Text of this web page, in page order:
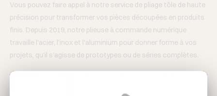
Vous pouvez faire appel à notre service de pliage tôle de haute
précision pour transformer vos pièces découpées en produits
finis. Depuis 2019, notre plieuse à commande numérique
travaille l'acier, l'inox et l'aluminium pour donner forme à vos
projets, qu'il s'agisse de prototypes ou de séries complètes.